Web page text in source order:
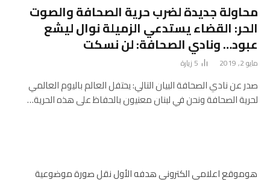
محاولة جديدة لضرب حرية الصحافة والصوت
الحر: القضاء يستدعي الزميلة نوال ليشع
عبود… ونادي الصحافة: لن نسكت
مايو 2, 2019 5 زيارة
صدر عن نادي الصحافة البيان التالي: يحتفل العالم باليوم العالمي
لحرية الصحافة ونحن في لبنان معنيون بالحفاظ على هذه الحرية…
هوموقع اعلامي الكتروني هدفه الأول نقل صورة موضوعية